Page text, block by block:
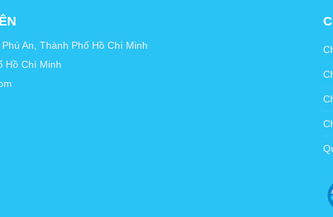
An, Thành Phố Hồ Chí Minh
Hồ Chí Minh